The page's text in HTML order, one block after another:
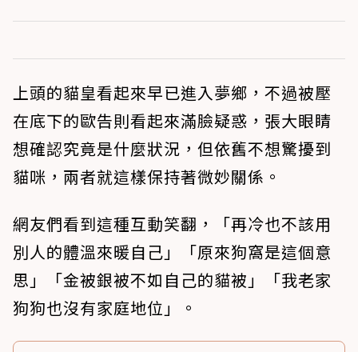
上頭的貓皇看起來早已進入夢鄉，不過被壓
在底下的歐告則看起來滿臉疑惑，張大眼睛
想確認究竟是什麼狀況，但依舊不想驚擾到
貓咪，兩者就這樣保持著微妙關係。
網友們看到這種互動笑翻，「再冷也不該用
別人的體溫來暖自己」「原來狗窩是這個意
思」「金被銀被不如自己的貓被」「我老家
狗狗也沒有家庭地位」。